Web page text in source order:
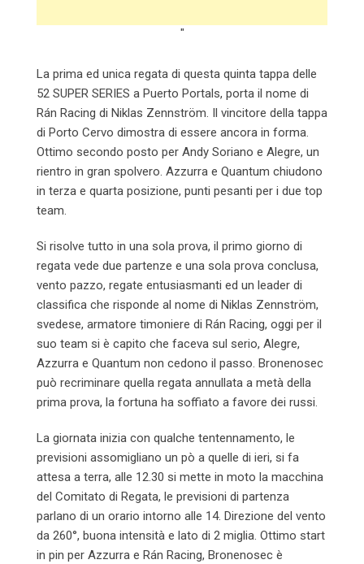
"
La prima ed unica regata di questa quinta tappa delle
52 SUPER SERIES a Puerto Portals, porta il nome di
Rán Racing di Niklas Zennström. Il vincitore della tappa
di Porto Cervo dimostra di essere ancora in forma.
Ottimo secondo posto per Andy Soriano e Alegre, un
rientro in gran spolvero. Azzurra e Quantum chiudono
in terza e quarta posizione, punti pesanti per i due top
team.
Si risolve tutto in una sola prova, il primo giorno di
regata vede due partenze e una sola prova conclusa,
vento pazzo, regate entusiasmanti ed un leader di
classifica che risponde al nome di Niklas Zennström,
svedese, armatore timoniere di Rán Racing, oggi per il
suo team si è capito che faceva sul serio, Alegre,
Azzurra e Quantum non cedono il passo. Bronenosec
può recriminare quella regata annullata a metà della
prima prova, la fortuna ha soffiato a favore dei russi.
La giornata inizia con qualche tentennamento, le
previsioni assomigliano un pò a quelle di ieri, si fa
attesa a terra, alle 12.30 si mette in moto la macchina
del Comitato di Regata, le previsioni di partenza
parlano di un orario intorno alle 14. Direzione del vento
da 260°, buona intensità e lato di 2 miglia. Ottimo start
in pin per Azzurra e Rán Racing, Bronenosec è